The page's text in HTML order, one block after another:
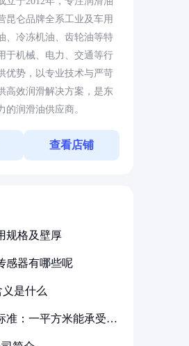
昆仑品牌全系工业及车用
、冷冻机油、齿轮油等特
于机械、电力、交通等行
优势，以专业技术与严苛
高效润滑解决方案，是东
的润滑油供应商。
查看店铺
规格及壁厚
感器有哪些呢
义是什么
准：一平方米能承受多